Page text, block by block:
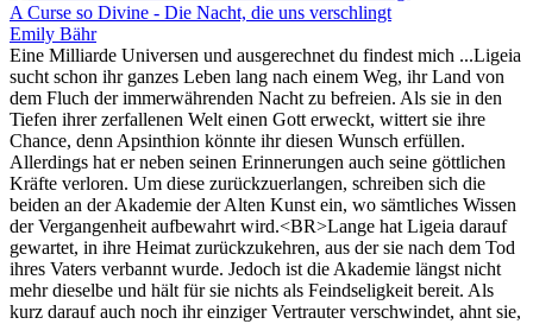
A Curse so Divine - Die Nacht, die uns verschlingt
Emily Bähr
Eine Milliarde Universen und ausgerechnet du findest mich ...Ligeia
sucht schon ihr ganzes Leben lang nach einem Weg, ihr Land von
dem Fluch der immerwährenden Nacht zu befreien. Als sie in den
Tiefen ihrer zerfallenen Welt einen Gott erweckt, wittert sie ihre
Chance, denn Apsinthion könnte ihr diesen Wunsch erfüllen.
Allerdings hat er neben seinen Erinnerungen auch seine göttlichen
Kräfte verloren. Um diese zurückzuerlangen, schreiben sich die
beiden an der Akademie der Alten Kunst ein, wo sämtliches Wissen
der Vergangenheit aufbewahrt wird.<BR>Lange hat Ligeia darauf
gewartet, in ihre Heimat zurückzukehren, aus der sie nach dem Tod
ihres Vaters verbannt wurde. Jedoch ist die Akademie längst nicht
mehr dieselbe und hält für sie nichts als Feindseligkeit bereit. Als
kurz darauf auch noch ihr einziger Vertrauter verschwindet, ahnt sie,